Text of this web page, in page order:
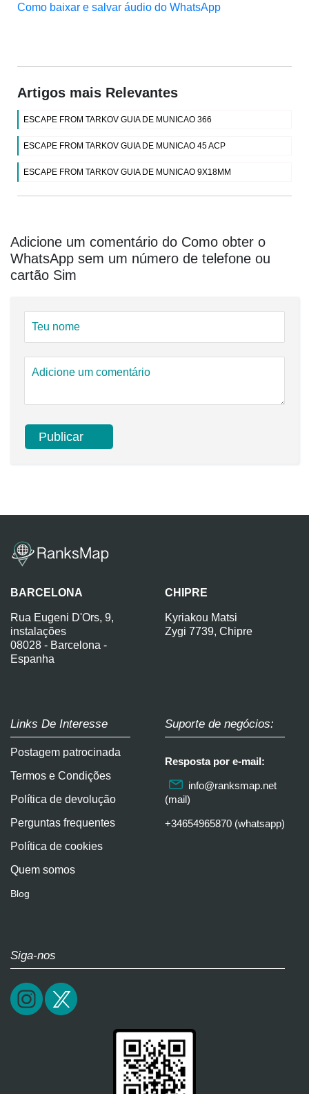
Como baixar e salvar áudio do WhatsApp
Artigos mais Relevantes
ESCAPE FROM TARKOV GUIA DE MUNICAO 366
ESCAPE FROM TARKOV GUIA DE MUNICAO 45 ACP
ESCAPE FROM TARKOV GUIA DE MUNICAO 9X18MM
Adicione um comentário do Como obter o
WhatsApp sem um número de telefone ou
cartão Sim
BARCELONA
Rua Eugeni D'Ors, 9,
instalações
08028 - Barcelona -
Espanha
CHIPRE
Kyriakou Matsi
Zygi 7739, Chipre
Links De Interesse
Postagem patrocinada
Termos e Condições
Política de devolução
Perguntas frequentes
Política de cookies
Quem somos
Blog
Suporte de negócios:
Resposta por e-mail:
info@ranksmap.net
(mail)
+34654965870 (whatsapp)
Siga-nos